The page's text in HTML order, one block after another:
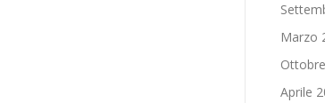
Marzo
Aprile